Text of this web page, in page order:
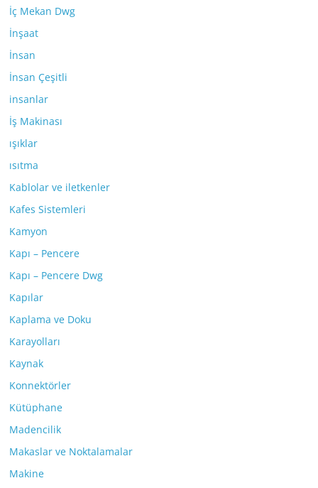
İç Mekan Dwg
İnşaat
İnsan
İnsan Çeşitli
insanlar
İş Makinası
ışıklar
ısıtma
Kablolar ve iletkenler
Kafes Sistemleri
Kamyon
Kapı – Pencere
Kapı – Pencere Dwg
Kapılar
Kaplama ve Doku
Karayolları
Kaynak
Konnektörler
Kütüphane
Madencilik
Makaslar ve Noktalamalar
Makine